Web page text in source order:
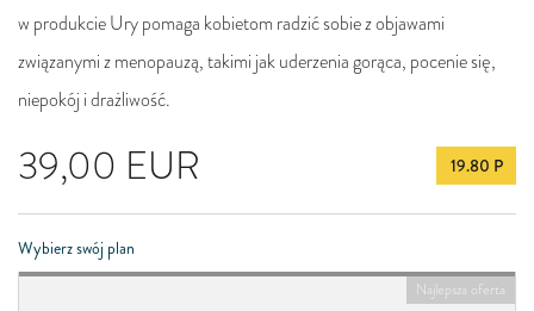
39,00 EUR 19.80 P
w produkcie Ury pomaga kobietom radzić sobie z objawami
związanymi z menopauzą, takimi jak uderzenia gorąca, pocenie się,
niepokój i drażliwość.
Wybierz swój plan
Najlepsza oferta